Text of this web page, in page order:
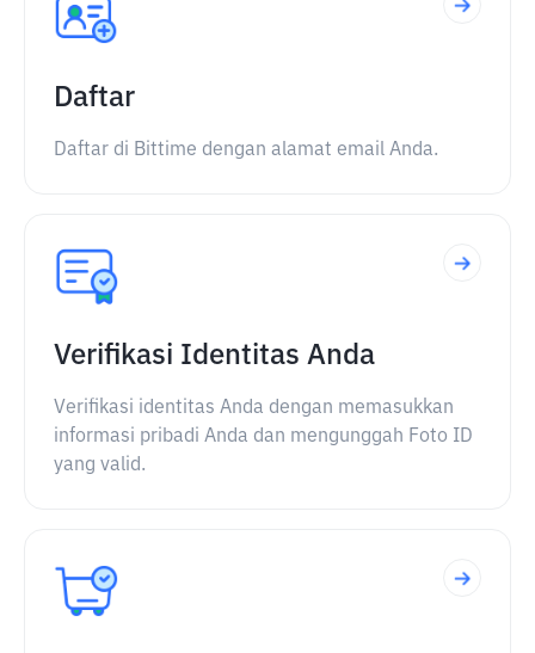
Daftar
Daftar di Bittime dengan alamat email Anda.
Verifikasi Identitas Anda
Verifikasi identitas Anda dengan memasukkan
informasi pribadi Anda dan mengunggah Foto ID
yang valid.